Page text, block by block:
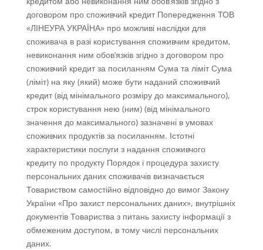
договором про споживчий кредит Попередження ТОВ
«ЛІНЕУРА УКРАЇНА» про можливі наслідки для
споживача в разі користування споживчим кредитом,
невиконання ним обов’язків згідно з договором про
споживчий кредит за посиланням Сума та ліміт Сума
(ліміт) на яку (який) може бути наданий споживчий
кредит (від мінімального розміру до максимального),
строк користування нею (ним) (від мінімального
значення до максимального) зазначені в умовах
споживчих продуктів за посиланням. Істотні
характеристики послуги з надання споживчого
кредиту по продукту Порядок і процедура захисту
персональних даних споживачів визначається
Товариством самостійно відповідно до вимог Закону
України «Про захист персональних даних», внутрішніх
документів Товариства з питань захисту інформації з
обмеженим доступом, в тому числі персональних
даних.